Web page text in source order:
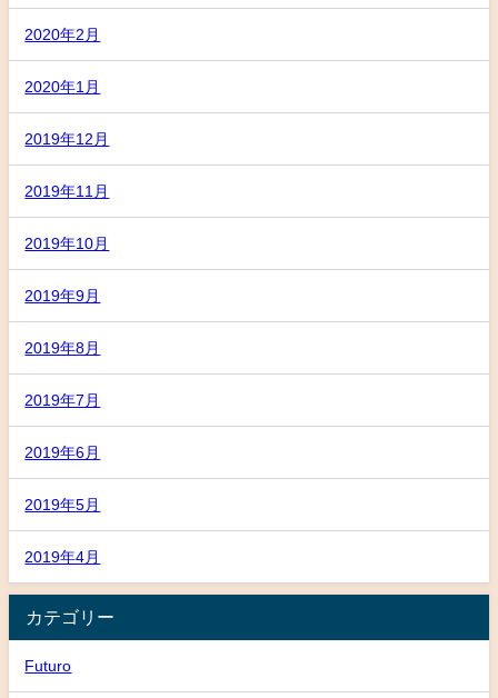
2020年2月
2020年1月
2019年12月
2019年11月
2019年10月
2019年9月
2019年8月
2019年7月
2019年6月
2019年5月
2019年4月
カテゴリー
Futuro